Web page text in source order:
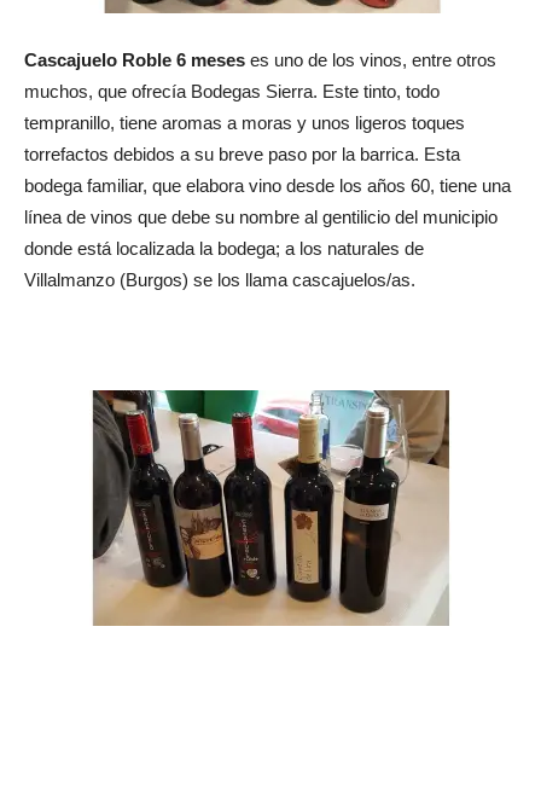
Cascajuelo Roble 6 meses es uno de los vinos, entre otros
muchos, que ofrecía Bodegas Sierra. Este tinto, todo
tempranillo, tiene aromas a moras y unos ligeros toques
torrefactos debidos a su breve paso por la barrica. Esta
bodega familiar, que elabora vino desde los años 60, tiene una
línea de vinos que debe su nombre al gentilicio del municipio
donde está localizada la bodega; a los naturales de
Villalmanzo (Burgos) se los llama cascajuelos/as.